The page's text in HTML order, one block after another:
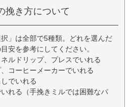
挽き方について
」は全部で5種類。どれを選んだ
安を参考にしてください。
ルドリップ、プレスでいれる
コーヒーメーカーでいれる
でいれる
れる（手挽きミルでは困難なパ